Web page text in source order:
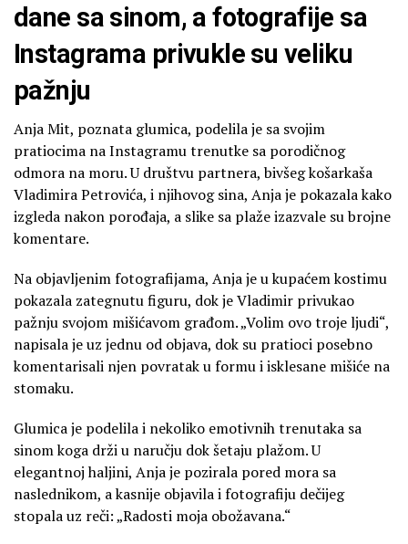
dane sa sinom, a fotografije sa
Instagrama privukle su veliku
pažnju
Anja Mit, poznata glumica, podelila je sa svojim
pratiocima na Instagramu trenutke sa porodičnog
odmora na moru. U društvu partnera, bivšeg košarkaša
Vladimira Petrovića, i njihovog sina, Anja je pokazala kako
izgleda nakon porođaja, a slike sa plaže izazvale su brojne
komentare.
Na objavljenim fotografijama, Anja je u kupaćem kostimu
pokazala zategnutu figuru, dok je Vladimir privukao
pažnju svojom mišićavom građom. „Volim ovo troje ljudi“,
napisala je uz jednu od objava, dok su pratioci posebno
komentarisali njen povratak u formu i isklesane mišiće na
stomaku.
Glumica je podelila i nekoliko emotivnih trenutaka sa
sinom koga drži u naručju dok šetaju plažom. U
elegantnoj haljini, Anja je pozirala pored mora sa
naslednikom, a kasnije objavila i fotografiju dečijeg
stopala uz reči: „Radosti moja obožavana.“